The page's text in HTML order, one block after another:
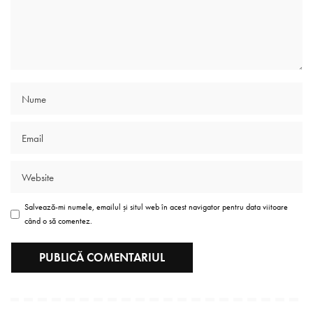
Salvează-mi numele, emailul și situl web în acest navigator pentru data viitoare
când o să comentez.